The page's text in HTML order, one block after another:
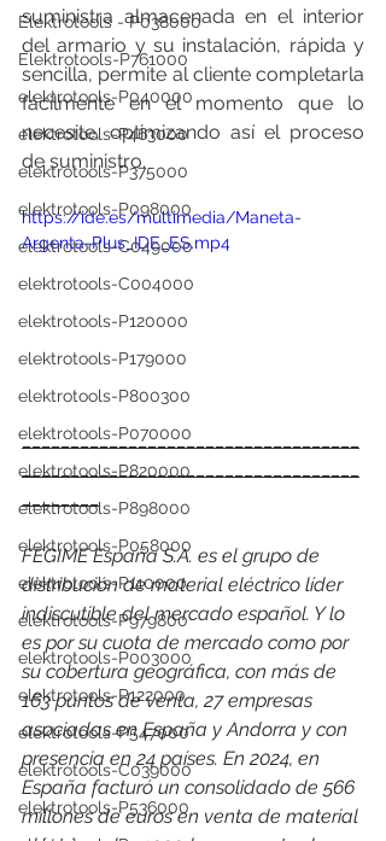
Elektrotools - P038000
Elektrotools-P761000
elektrotools-P040000
elektrotools-P463000
elektrotools-P375000
elektrotools-P098000
elektrotools-C049000
elektrotools-C004000
elektrotools-P120000
elektrotools-P179000
elektrotools-P800300
elektrotools-P070000
elektrotools-P820000
elektrotools-P898000
elektrotools-P058000
elektrotools-P110000
elektrotools-P979800
elektrotools-P003000
elektrotools-P122000
elektrotools-P547000
elektrotools-C039000
elektrotools-P536000
suministra almacenada en el interior
del armario y su instalación, rápida y
sencilla, permite al cliente completarla
fácilmente en el momento que lo
necesite, optimizando así el proceso
de suministro.
https://ide.es/multimedia/Maneta-
Argenta-Plus_IDE_ES.mp4
___________________________________
___________________________________
________
FEGIME España S.A. es el grupo de
distribución de material eléctrico líder
indiscutible del mercado español. Y lo
es por su cuota de mercado como por
su cobertura geográfica, con más de
163 puntos de venta, 27 empresas
asociadas en España y Andorra y con
presencia en 24 países. En 2024, en
España facturó un consolidado de 566
millones de euros en venta de material